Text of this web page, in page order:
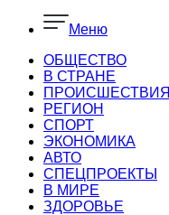
Меню
ОБЩЕСТВО
В СТРАНЕ
ПРОИСШЕСТВИЯ
РЕГИОН
CПОРТ
ЭКОНОМИКА
АВТО
СПЕЦПРОЕКТЫ
В МИРЕ
ЗДОРОВЬЕ